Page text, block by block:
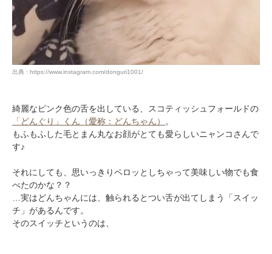
出典 : https://www.instagram.com/donguri1001/
綺麗なピンク色の舌を出している、スコティッシュフォールドの
「どんぐり」くん（愛称：どんちゃん）
。
もふもふした毛とまん丸なお顔がとても愛らしいニャンコさんで
す♪
それにしても、思いっきりペロッとしちゃって美味しい物でも食
べたのかな？？
…実はどんちゃんには、触られるとつい舌が出てしまう「スイッ
チ」があるんです。
そのスイッチというのは、